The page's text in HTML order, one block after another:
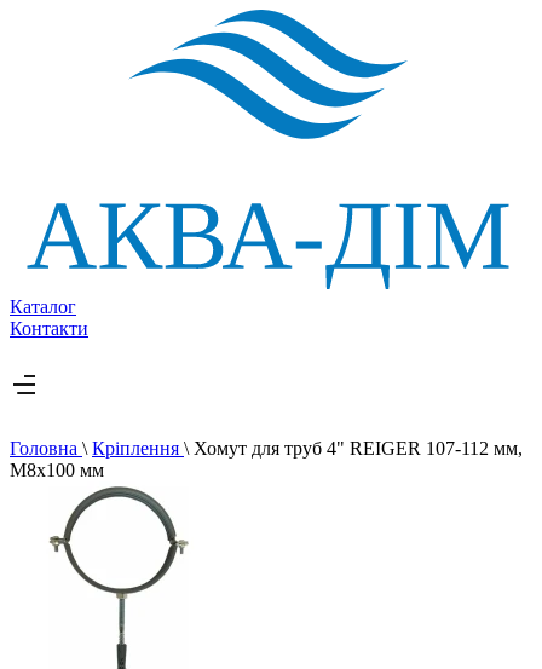
Каталог
Контакти
Головна \ Кріплення \ Хомут для труб 4" REIGER 107-112 мм,
M8x100 мм